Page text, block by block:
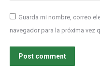
Guarda mi nombre, correo
navegador para la próxima vez
Post comment